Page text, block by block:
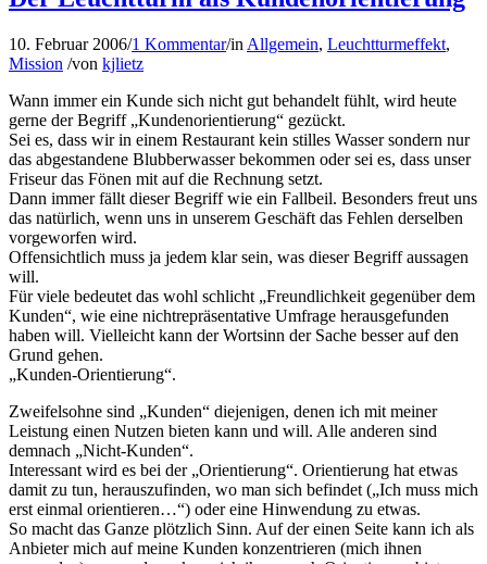
10. Februar 2006/1 Kommentar/in Allgemein, Leuchtturmeffekt,
Mission /von kjlietz
Wann immer ein Kunde sich nicht gut behandelt fühlt, wird heute
gerne der Begriff „Kundenorientierung“ gezückt.
Sei es, dass wir in einem Restaurant kein stilles Wasser sondern nur
das abgestandene Blubberwasser bekommen oder sei es, dass unser
Friseur das Fönen mit auf die Rechnung setzt.
Dann immer fällt dieser Begriff wie ein Fallbeil. Besonders freut uns
das natürlich, wenn uns in unserem Geschäft das Fehlen derselben
vorgeworfen wird.
Offensichtlich muss ja jedem klar sein, was dieser Begriff aussagen
will.
Für viele bedeutet das wohl schlicht „Freundlichkeit gegenüber dem
Kunden“, wie eine nichtrepräsentative Umfrage herausgefunden
haben will. Vielleicht kann der Wortsinn der Sache besser auf den
Grund gehen.
„Kunden-Orientierung“.
Zweifelsohne sind „Kunden“ diejenigen, denen ich mit meiner
Leistung einen Nutzen bieten kann und will. Alle anderen sind
demnach „Nicht-Kunden“.
Interessant wird es bei der „Orientierung“. Orientierung hat etwas
damit zu tun, herauszufinden, wo man sich befindet („Ich muss mich
erst einmal orientieren…“) oder eine Hinwendung zu etwas.
So macht das Ganze plötzlich Sinn. Auf der einen Seite kann ich als
Anbieter mich auf meine Kunden konzentrieren (mich ihnen